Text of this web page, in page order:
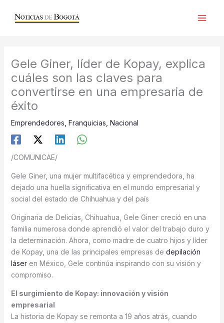
Gele Giner, líder de Kopay, explica
cuáles son las claves para
convertirse en una empresaria de
éxito
Emprendedores Franquicias Nacional
/COMUNICAE/
Gele Giner, una mujer multifacética y emprendedora, ha
dejado una huella significativa en el mundo empresarial y
social del estado de Chihuahua y del país
Originaria de Delicias, Chihuahua, Gele Giner creció en una
familia numerosa donde aprendió el valor del trabajo duro y
la determinación. Ahora, como madre de cuatro hijos y líder
de Kopay, una de las principales empresas de depilación
láseren México, Gele continúa inspirando con su visión y
compromiso.
El surgimiento de Kopay: innovación y visión
empresarial
La historia de Kopay se remonta a 19 años atrás, cuando